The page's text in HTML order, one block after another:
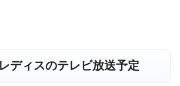
ディスのテレビ放送予定